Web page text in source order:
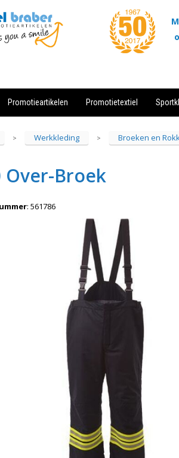
Promotieartikelen Promotietextiel
> Werkkleding > Broeken en
Over-Broek
: 561786